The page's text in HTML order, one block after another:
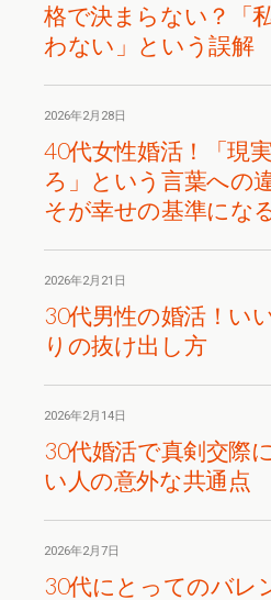
格で決まらない？「
わない」という誤解
2026年2月28日
40代女性婚活！「現
ろ」という言葉への
そが幸せの基準にな
2026年2月21日
30代男性の婚活！い
りの抜け出し方
2026年2月14日
30代婚活で真剣交際
い人の意外な共通点
2026年2月7日
30代にとってのバレ